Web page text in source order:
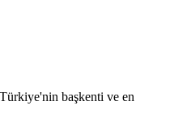
başkenti ve en